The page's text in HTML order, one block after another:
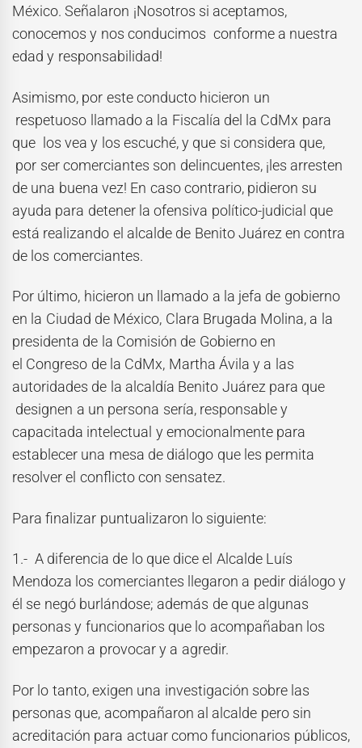
México. Señalaron ¡Nosotros si aceptamos,
conocemos y nos conducimos conforme a nuestra
edad y responsabilidad!
Asimismo, por este conducto hicieron un
respetuoso llamado a la Fiscalía del la CdMx para
que los vea y los escuché, y que si considera que,
por ser comerciantes son delincuentes, ¡les arresten
de una buena vez! En caso contrario, pidieron su
ayuda para detener la ofensiva político-judicial que
está realizando el alcalde de Benito Juárez en contra
de los comerciantes.
Por último, hicieron un llamado a la jefa de gobierno
en la Ciudad de México, Clara Brugada Molina, a la
presidenta de la Comisión de Gobierno en
el Congreso de la CdMx, Martha Ávila y a las
autoridades de la alcaldía Benito Juárez para que
designen a un persona sería, responsable y
capacitada intelectual y emocionalmente para
establecer una mesa de diálogo que les permita
resolver el conflicto con sensatez.
Para finalizar puntualizaron lo siguiente:
1.- A diferencia de lo que dice el Alcalde Luís
Mendoza los comerciantes llegaron a pedir diálogo y
él se negó burlándose; además de que algunas
personas y funcionarios que lo acompañaban los
empezaron a provocar y a agredir.
Por lo tanto, exigen una investigación sobre las
personas que, acompañaron al alcalde pero sin
acreditación para actuar como funcionarios públicos,